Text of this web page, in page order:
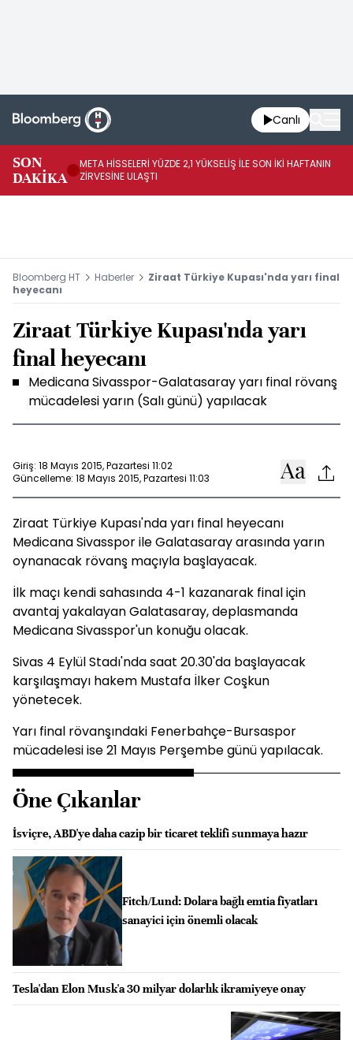
Canlı
SON
DAKİKA
META HİSSELERİ YÜZDE 2,1 YÜKSELİŞ İLE SON İKİ HAFTANIN
ZİRVESİNE ULAŞTI
Bloomberg HT Haberler
Ziraat Türkiye Kupası'nda yarı final
heyecanı
Ziraat Türkiye Kupası'nda yarı
final heyecanı
Medicana Sivasspor-Galatasaray yarı final rövanş
mücadelesi yarın (Salı günü) yapılacak
Giriş: 18 Mayıs 2015, Pazartesi 11:02
Güncelleme: 18 Mayıs 2015, Pazartesi 11:03
Ziraat Türkiye Kupası'nda yarı final heyecanı
Medicana Sivasspor ile Galatasaray arasında yarın
oynanacak rövanş maçıyla başlayacak.
İlk maçı kendi sahasında 4-1 kazanarak final için
avantaj yakalayan Galatasaray, deplasmanda
Medicana Sivasspor'un konuğu olacak.
Sivas 4 Eylül Stadı'nda saat 20.30'da başlayacak
karşılaşmayı hakem Mustafa İlker Coşkun
yönetecek.
Yarı final rövanşındaki Fenerbahçe-Bursaspor
mücadelesi ise 21 Mayıs Perşembe günü yapılacak.
Öne Çıkanlar
İsviçre, ABD'ye daha cazip bir ticaret teklifi sunmaya hazır
Fitch/Lund: Dolara bağlı emtia fiyatları
sanayici için önemli olacak
Tesla'dan Elon Musk'a 30 milyar dolarlık ikramiyeye onay